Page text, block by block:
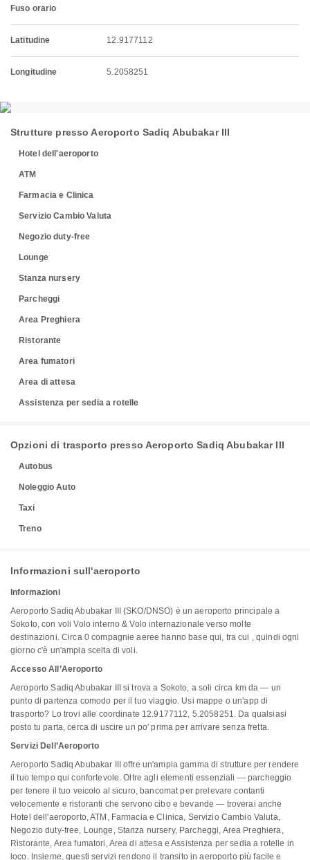
Fuso orario
Latitudine 12.9177112
Longitudine 5.2058251
Strutture presso Aeroporto Sadiq Abubakar III
Hotel dell'aeroporto
ATM
Farmacia e Clinica
Servizio Cambio Valuta
Negozio duty-free
Lounge
Stanza nursery
Parcheggi
Area Preghiera
Ristorante
Area fumatori
Area di attesa
Assistenza per sedia a rotelle
Opzioni di trasporto presso Aeroporto Sadiq Abubakar III
Autobus
Noleggio Auto
Taxi
Treno
Informazioni sull'aeroporto
Informazioni
Aeroporto Sadiq Abubakar III (SKO/DNSO) è un aeroporto principale a
Sokoto, con voli Volo interno & Volo internazionale verso molte
destinazioni. Circa 0 compagnie aeree hanno base qui, tra cui , quindi ogni
giorno c'è un'ampia scelta di voli.
Accesso All’Aeroporto
Aeroporto Sadiq Abubakar III si trova a Sokoto, a soli circa km da — un
punto di partenza comodo per il tuo viaggio. Usi mappe o un'app di
trasporto? Lo trovi alle coordinate 12.9177112, 5.2058251. Da qualsiasi
posto tu parta, cerca di uscire un po' prima per arrivare senza fretta.
Servizi Dell’Aeroporto
Aeroporto Sadiq Abubakar III offre un'ampia gamma di strutture per rendere
il tuo tempo qui confortevole. Oltre agli elementi essenziali — parcheggio
per tenere il tuo veicolo al sicuro, bancomat per prelevare contanti
velocemente e ristoranti che servono cibo e bevande — troverai anche
Hotel dell'aeroporto, ATM, Farmacia e Clinica, Servizio Cambio Valuta,
Negozio duty-free, Lounge, Stanza nursery, Parcheggi, Area Preghiera,
Ristorante, Area fumatori, Area di attesa e Assistenza per sedia a rotelle in
loco. Insieme, questi servizi rendono il transito in aeroporto più facile e